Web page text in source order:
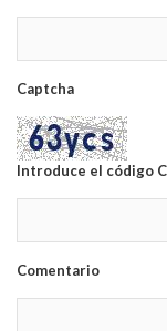
Captcha
Introduce el código
Comentario